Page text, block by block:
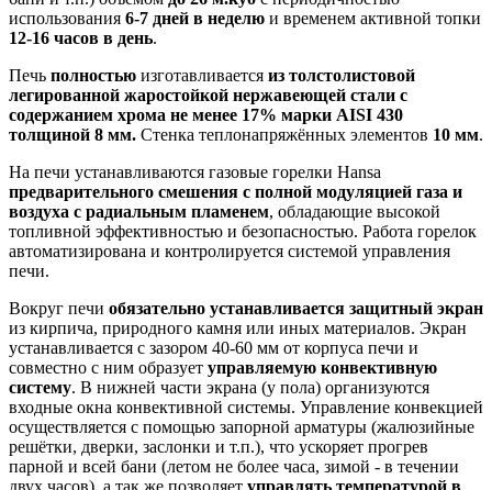
использования 6-7 дней в неделю и временем активной топки
12-16 часов в день.
Печь полностью изготавливается из толстолистовой
легированной жаростойкой нержавеющей стали с
содержанием хрома не менее 17% марки AISI 430
толщиной 8 мм. Стенка теплонапряжённых элементов 10 мм.
На печи устанавливаются газовые горелки Hansa
предварительного смешения с полной модуляцией газа и
воздуха с радиальным пламенем, обладающие высокой
топливной эффективностью и безопасностью. Работа горелок
автоматизирована и контролируется системой управления
печи.
Вокруг печи обязательно устанавливается защитный экран
из кирпича, природного камня или иных материалов. Экран
устанавливается с зазором 40-60 мм от корпуса печи и
совместно с ним образует управляемую конвективную
систему. В нижней части экрана (у пола) организуются
входные окна конвективной системы. Управление конвекцией
осуществляется с помощью запорной арматуры (жалюзийные
решётки, дверки, заслонки и т.п.), что ускоряет прогрев
парной и всей бани (летом не более часа, зимой - в течении
двух часов), а так же позволяет управлять температурой в